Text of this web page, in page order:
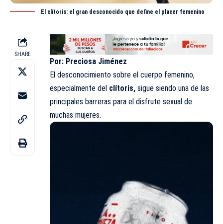
El clítoris: el gran desconocido que define el placer femenino
SHARE
Por: Preciosa Jiménez
El desconocimiento sobre el cuerpo femenino,
especialmente del clítoris, sigue siendo una de las
principales barreras para el disfrute sexual de
muchas mujeres.